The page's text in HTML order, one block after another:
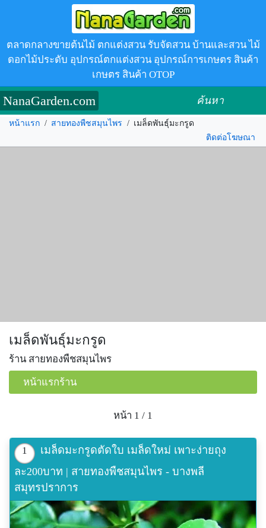
ตลาดกลางขายต้นไม้ ตกแต่งสวน รับจัดสวน บ้านและสวน ไม้
ดอกไม้ประดับ อุปกรณ์ตกแต่งสวน อุปกรณ์การเกษตร สินค้า
เกษตร สินค้า OTOP
NanaGarden.com ค้นหา
หน้าแรก / สายทองพืชสมุนไพร / เมล็ดพันธุ์มะกรูด
ติดต่อโฆษณา
เมล็ดพันธุ์มะกรูด
ร้าน สายทองพืชสมุนไพร
หน้าแรกร้าน
หน้า 1 / 1
1
เมล็ดมะกรูดตัดใบ เมล็ดใหม่ เพาะง่ายถุง
ละ200บาท | สายทองพืชสมุนไพร - บางพลี
สมุทรปราการ